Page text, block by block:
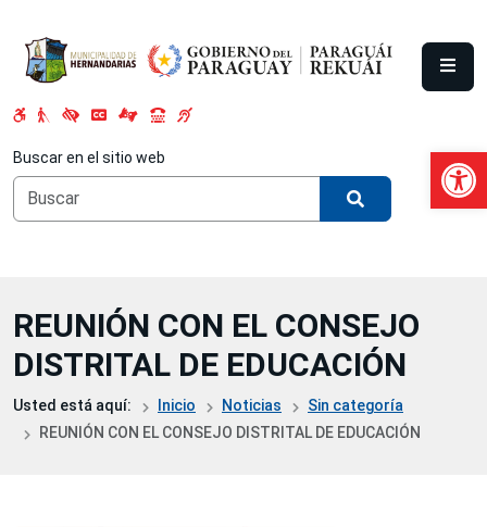
Abrir
Buscar en el sitio web
REUNIÓN CON EL CONSEJO
DISTRITAL DE EDUCACIÓN
Usted está aquí: Inicio Noticias
Sin categoría
REUNIÓN CON EL CONSEJO DISTRITAL DE EDUCACIÓN